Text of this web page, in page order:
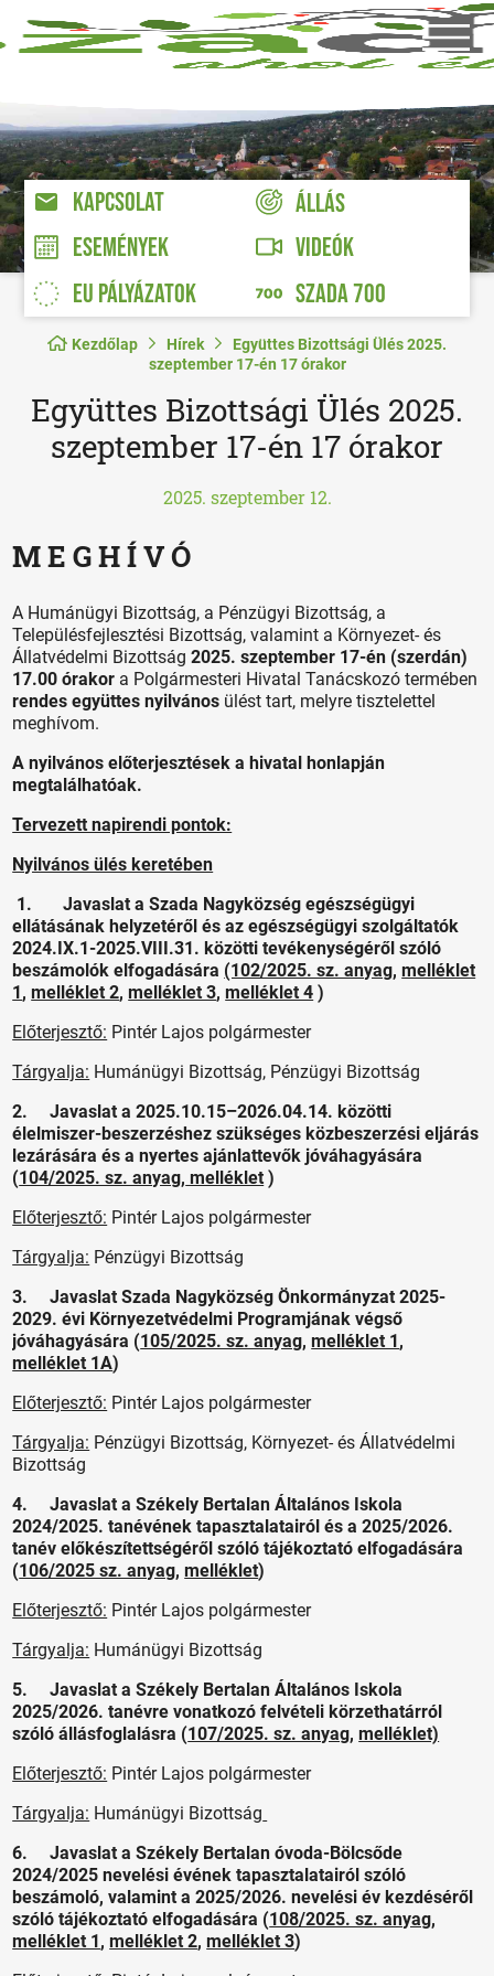
KAPCSOLAT
ÁLLÁS
ESEMÉNYEK
VIDEÓK
EU PÁLYÁZATOK
SZADA 700
Kezdőlap Hírek
Együttes Bizottsági Ülés 2025.
szeptember 17-én 17 órakor
Együttes Bizottsági Ülés 2025.
szeptember 17-én 17 órakor
2025. szeptember 12.
M E G H Í V Ó
A Humánügyi Bizottság, a Pénzügyi Bizottság, a
Településfejlesztési Bizottság, valamint a Környezet- és
Állatvédelmi Bizottság2025. szeptember 17-én (szerdán)
17.00 órakor a Polgármesteri Hivatal Tanácskozó termében
rendes együttes nyilvános ülést tart, melyre tisztelettel
meghívom.
A nyilvános előterjesztések a hivatal honlapján
megtalálhatóak.
Tervezett napirendi pontok:
Nyilvános ülés keretében
1. Javaslat a Szada Nagyközség egészségügyi
ellátásának helyzetéről és az egészségügyi szolgáltatók
2024.IX.1-2025.VIII.31. közötti tevékenységéről szóló
beszámolók elfogadására (102/2025. sz. anyag, melléklet
1,melléklet 2,melléklet 3,melléklet 4 )
Előterjesztő: Pintér Lajos polgármester
Tárgyalja: Humánügyi Bizottság, Pénzügyi Bizottság
2. Javaslat a 2025.10.15–2026.04.14. közötti
élelmiszer-beszerzéshez szükséges közbeszerzési eljárás
lezárására és a nyertes ajánlattevők jóváhagyására
(104/2025. sz. anyag, melléklet )
Előterjesztő: Pintér Lajos polgármester
Tárgyalja: Pénzügyi Bizottság
3. Javaslat Szada Nagyközség Önkormányzat 2025-
2029. évi Környezetvédelmi Programjának végső
jóváhagyására (105/2025. sz. anyag,melléklet 1,
melléklet 1A)
Előterjesztő: Pintér Lajos polgármester
Tárgyalja: Pénzügyi Bizottság, Környezet- és Állatvédelmi
Bizottság
4. Javaslat a Székely Bertalan Általános Iskola
2024/2025. tanévének tapasztalatairól és a 2025/2026.
tanév előkészítettségéről szóló tájékoztató elfogadására
(106/2025 sz. anyag,melléklet)
Előterjesztő: Pintér Lajos polgármester
Tárgyalja: Humánügyi Bizottság
5. Javaslat a Székely Bertalan Általános Iskola
2025/2026. tanévre vonatkozó felvételi körzethatárról
szóló állásfoglalásra (107/2025. sz. anyag,melléklet)
Előterjesztő: Pintér Lajos polgármester
Tárgyalja: Humánügyi Bizottság
6. Javaslat a Székely Bertalan óvoda-Bölcsőde
2024/2025 nevelési évének tapasztalatairól szóló
beszámoló, valamint a 2025/2026. nevelési év kezdéséről
szóló tájékoztató elfogadására (108/2025. sz. anyag,
melléklet 1,melléklet 2,melléklet 3)